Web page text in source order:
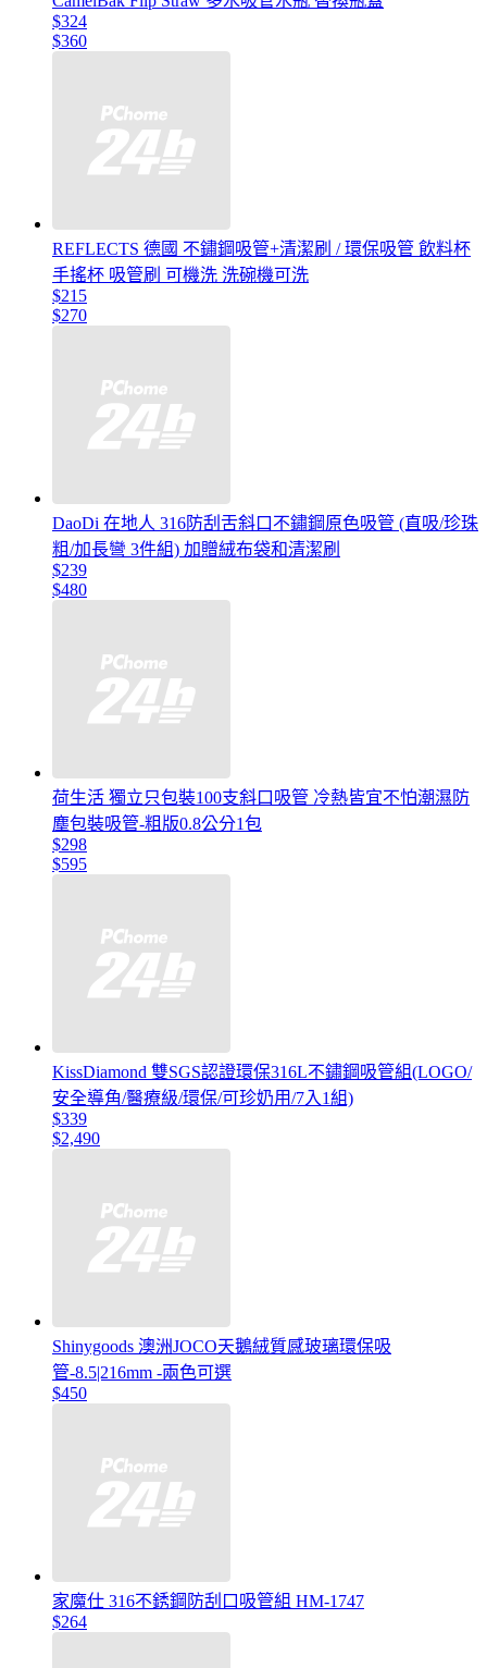
$324
$360
REFLECTS 德國 不鏽鋼吸管+清潔刷 / 環保吸管 飲料杯
手搖杯 吸管刷 可機洗 洗碗機可洗
$215
$270
DaoDi 在地人 316防刮舌斜口不鏽鋼原色吸管 (直吸/珍珠
粗/加長彎 3件組) 加贈絨布袋和清潔刷
$239
$480
荷生活 獨立只包裝100支斜口吸管 冷熱皆宜不怕潮濕防
塵包裝吸管-粗版0.8公分1包
$298
$595
KissDiamond 雙SGS認證環保316L不鏽鋼吸管組(LOGO/
安全導角/醫療級/環保/可珍奶用/7入1組)
$339
$2,490
Shinygoods 澳洲JOCO天鵝絨質感玻璃環保吸
管-8.5|216mm -兩色可選
$450
家魔仕 316不銹鋼防刮口吸管組 HM-1747
$264